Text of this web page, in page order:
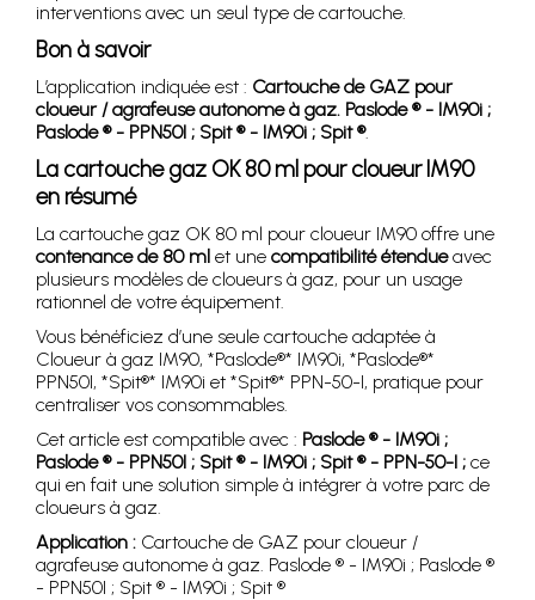
interventions avec un seul type de cartouche.
Bon à savoir
L’application indiquée est : Cartouche de GAZ pour
cloueur / agrafeuse autonome à gaz. Paslode ® - IM90i ;
Paslode ® - PPN50I ; Spit ® - IM90i ; Spit ®.
La cartouche gaz OK 80 ml pour cloueur IM90
en résumé
La cartouche gaz OK 80 ml pour cloueur IM90 offre une
contenance de 80 ml et une compatibilité étendueavec
plusieurs modèles de cloueurs à gaz, pour un usage
rationnel de votre équipement.
Vous bénéficiez d’une seule cartouche adaptée à
Cloueur à gaz IM90, *Paslode®* IM90i, *Paslode®*
PPN50I, *Spit®* IM90i et *Spit®* PPN-50-I, pratique pour
centraliser vos consommables.
Cet article est compatible avec : Paslode ® - IM90i ;
Paslode ® - PPN50I ; Spit ® - IM90i ; Spit ® - PPN-50-I ; ce
qui en fait une solution simple à intégrer à votre parc de
cloueurs à gaz.
Application : Cartouche de GAZ pour cloueur /
agrafeuse autonome à gaz. Paslode ® - IM90i ; Paslode ®
- PPN50I ; Spit ® - IM90i ; Spit ®